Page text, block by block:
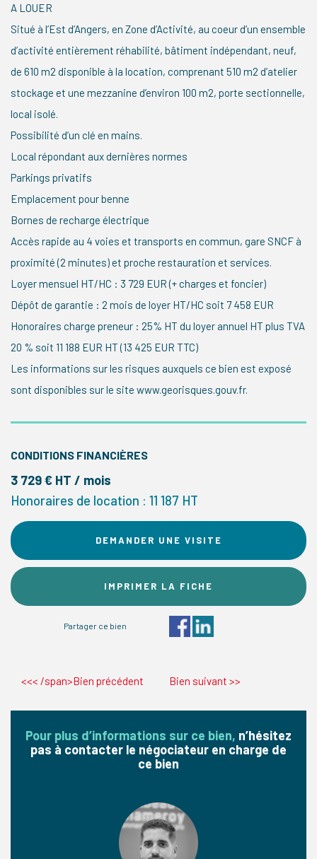
A LOUER
Situé à l’Est d’Angers, en Zone d’Activité, au coeur d’un ensemble
d’activité entièrement réhabilité, bâtiment indépendant, neuf,
de 610 m2 disponible à la location, comprenant 510 m2 d’atelier
stockage et une mezzanine d’environ 100 m2, porte sectionnelle,
local isolé.
Possibilité d’un clé en mains.
Local répondant aux dernières normes
Parkings privatifs
Emplacement pour benne
Bornes de recharge électrique
Accès rapide au 4 voies et transports en commun, gare SNCF à
proximité (2 minutes) et proche restauration et services.
Loyer mensuel HT/HC : 3 729 EUR (+ charges et foncier)
Dépôt de garantie : 2 mois de loyer HT/HC soit 7 458 EUR
Honoraires charge preneur : 25% HT du loyer annuel HT plus TVA
20 % soit 11 188 EUR HT (13 425 EUR TTC)
Les informations sur les risques auxquels ce bien est exposé
sont disponibles sur le site www.georisques.gouv.fr.
CONDITIONS FINANCIÈRES
3 729 € HT / mois
Honoraires de location : 11 187 HT
DEMANDER UNE VISITE
IMPRIMER LA FICHE
Partager ce bien
<<< /span>Bien précédent Bien suivant >>
Pour plus d’informations sur ce bien, n’hésitez
pas à contacter le négociateur en charge de
ce bien